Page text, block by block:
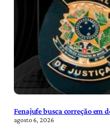
Fenajufe busca correção em
agosto 6, 2026